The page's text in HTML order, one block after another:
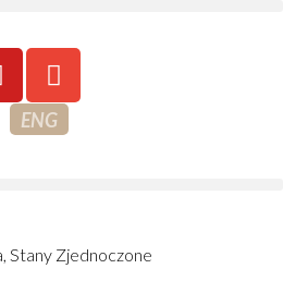
ENG
, Stany Zjednoczone